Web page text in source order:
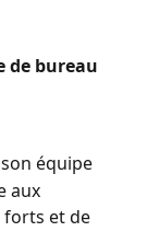
de bureau
équipe
aux
forts et de